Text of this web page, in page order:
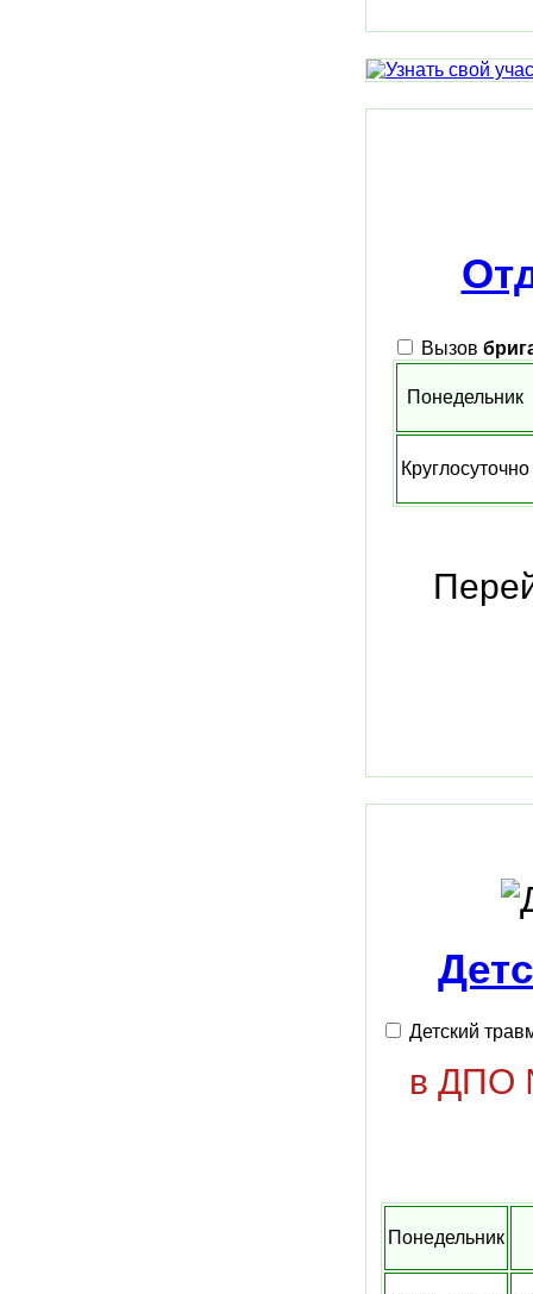
Вызов
Понедельник
Круглосуточно
Детский
в ДПО
Понедельник